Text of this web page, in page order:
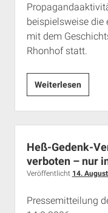
beispielsweise die
mit dem
Rhonhof statt.
Weiterlesen
in
Hotel
für
Heß-Gedenk-
verboten – nur
Veröffentlicht 14.
Pressemitteilung